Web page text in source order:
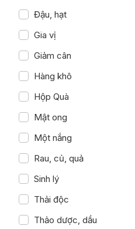
Đậu, hạt
Gia vị
Giảm cân
Hàng khô
Hộp Quà
Mật ong
Một nắng
Rau, củ, quả
Sinh lý
Thải độc
Thảo dược, dầu